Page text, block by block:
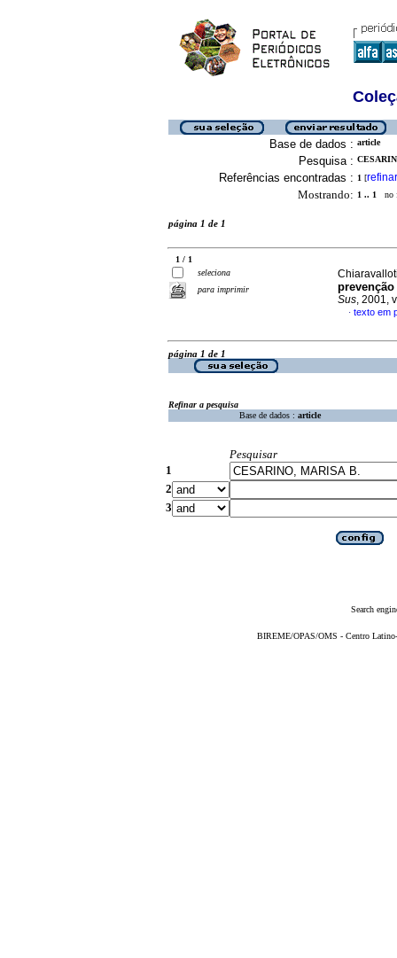
Base de dados : article
Pesquisa :
Referências encontradas : 1 [refinar
Mostrando: 1 .. 1 no
página 1 de 1
1 / 1
seleciona
para imprimir
Sus, 2001,
· texto em
página 1 de 1
Refinar a pesquisa
Base de dados : article
Pesquisar
1
2
3
Search
BIREME/OPAS/OMS - Centro Latino-